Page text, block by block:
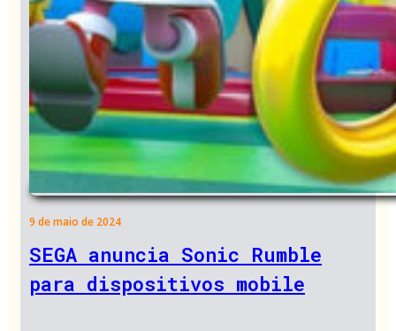
9 de maio de 2024
SEGA anuncia Sonic Rumble
para dispositivos mobile